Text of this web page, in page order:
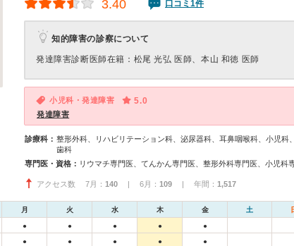
3.40 口コミ1件
知的障害の診察について
発達障害診断医師在籍：松尾 光弘 医師、本山 和徳 医師
小児科・発達障害 5.0
発達障害
診療科： 整形外科、リハビリテーション科、泌尿器科、耳鼻咽喉科、小児科
歯科
専門医・資格：
アクセス数 7月： 140 | 6月： 109 | 年間： 1,517
月 火 水 木 金 土
● ● ● ● ●
● ● ● ● ●